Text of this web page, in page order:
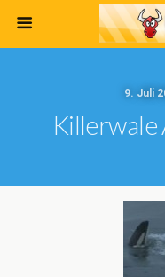
9. Juli
Killerwale